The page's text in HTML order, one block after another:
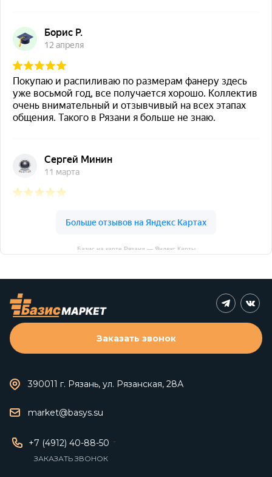
Базис на карте Рязани — Яндекс Карты
390011 г. Рязань, ул. Рязанская, 28А
market@basys.su
+7 (4912) 40-88-50
ЗАКАЗАТЬ ЗВОНОК
Заказать звонок